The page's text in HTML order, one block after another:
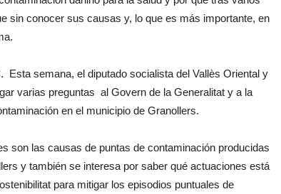
sin conocer sus causas y, lo que es más importante, en
Esta semana, el diputado socialista del Vallès Oriental y
varias preguntas al Govern de la Generalitat y a la
en el municipio de Granollers.
son las causas de puntas de contaminación producidas
y también se interesa por saber qué actuaciones está
para mitigar los episodios puntuales de